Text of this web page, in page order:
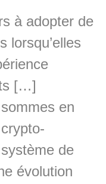
à adopter de
lorsqu’elles
[…]
en
de
évolution